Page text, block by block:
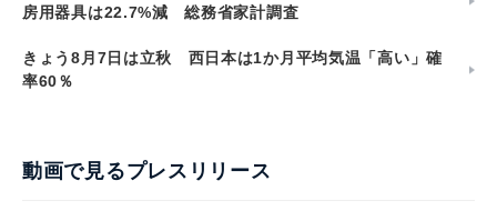
房用器具は22.7%減 総務省家計調査
きょう8月7日は立秋 西日本は1か月平均気温「高い」確
率60％
動画で見るプレスリリース